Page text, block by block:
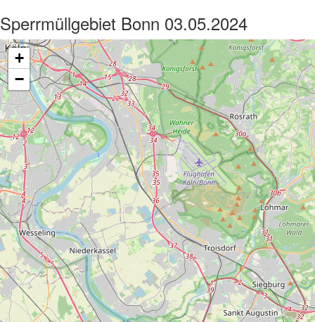
Sperrmüllgebiet Bonn 03.05.2024
+
−